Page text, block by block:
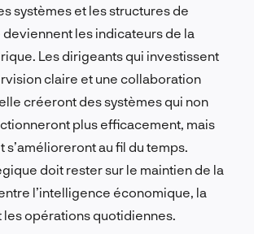
systèmes et les structures de
les indicateurs de la
Les dirigeants qui investissent
claire et une collaboration
créeront des systèmes qui non
plus efficacement, mais
au fil du temps.
doit rester sur le maintien de la
l’intelligence économique, la
opérations quotidiennes.